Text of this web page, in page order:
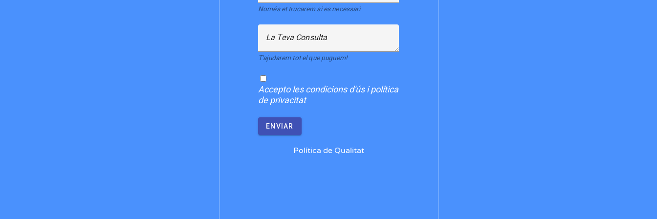
Només et trucarem si es necessari
La Teva Consulta
T'ajudarem tot el que puguem!
Acceptoles condicions d'ús i política
de privacitat
ENVIAR
Política de Qualitat